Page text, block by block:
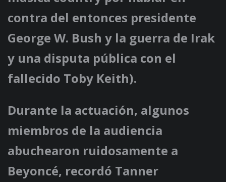
contra del entonces presidente
George W. Bush y la guerra de Irak
y una disputa pública con el
fallecido Toby Keith).
Durante la actuación, algunos
miembros de la audiencia
abuchearon ruidosamente a
Beyoncé, recordó Tanner